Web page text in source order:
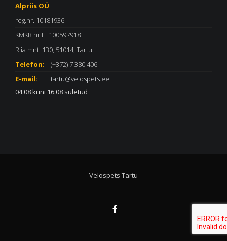
Alpriis OÜ
reg.nr. 10181936
KMKR nr.EE100597918
Riia mnt. 130, 51014, Tartu
Telefon:
(+372) 7 380 406
E-mail:
tartu@velospets.ee
04.08 kuni 16.08 suletud
Velospets Tartu